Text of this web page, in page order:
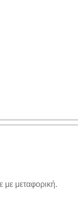
με μεταφορική.